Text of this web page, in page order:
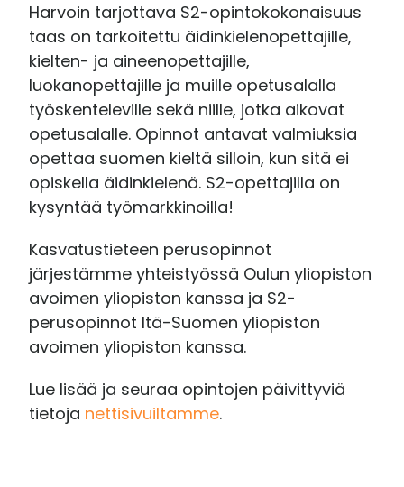
Harvoin tarjottava S2-opintokokonaisuus
taas on tarkoitettu äidinkielenopettajille,
kielten- ja aineenopettajille,
luokanopettajille ja muille opetusalalla
työskenteleville sekä niille, jotka aikovat
opetusalalle. Opinnot antavat valmiuksia
opettaa suomen kieltä silloin, kun sitä ei
opiskella äidinkielenä. S2-opettajilla on
kysyntää työmarkkinoilla!
Kasvatustieteen perusopinnot
järjestämme yhteistyössä Oulun yliopiston
avoimen yliopiston kanssa ja S2-
perusopinnot Itä-Suomen yliopiston
avoimen yliopiston kanssa.
Lue lisää ja seuraa opintojen päivittyviä
tietoja nettisivuiltamme.